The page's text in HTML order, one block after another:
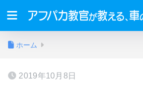
ホーム
2019年10月8日